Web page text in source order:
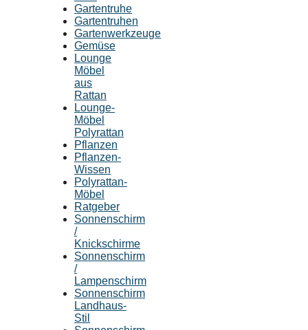
Gartentruhe
Gartentruhen
Gartenwerkzeuge
Gemüse
Lounge
Möbel
aus
Rattan
Lounge-
Möbel
Polyrattan
Pflanzen
Pflanzen-
Wissen
Polyrattan-
Möbel
Ratgeber
Sonnenschirm
/
Knickschirme
Sonnenschirm
/
Lampenschirm
Sonnenschirm
Landhaus-
Stil